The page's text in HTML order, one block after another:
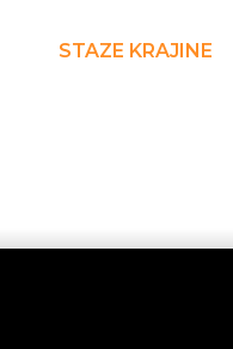
STAZE KRAJINE